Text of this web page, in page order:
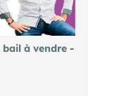
à vendre -